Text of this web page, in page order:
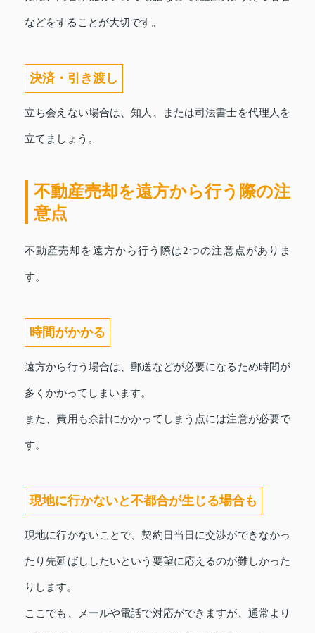
などをすることが大切です。
決済・引き渡し
立ち会えない場合は、知人、または司法書士を代理人を
立てましょう。
不動産売却を遠方から行う際の注
意点
不動産売却を遠方から行う際は2つの注意点がありま
す。
時間がかかる
遠方から行う場合は、郵送などが必要になるため時間が
多くかかってしまいます。
また、費用も余計にかかってしまう点には注意が必要で
す。
現地に行かないと不都合が生じる場合も
現地に行かないことで、契約日当日に交渉ができなかっ
たり先延ばししたいという要望に応えるのが難しかった
りします。
ここでも、メールや電話で対応ができますが、通常より